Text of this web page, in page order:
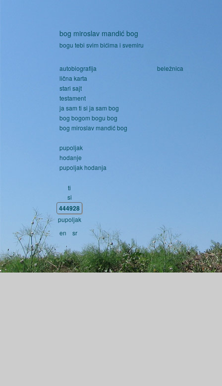
bog miroslav mandić bog
bogu tebi svim bićima i svemiru
autobiografija
lična karta
stari sajt
testament
ja sam ti si ja sam bog
bog bogom bogu bog
bog miroslav mandić bog
pupoljak
hodanje
pupoljak hodanja
beležnica
ti
si
444928
pupoljak
en
sr